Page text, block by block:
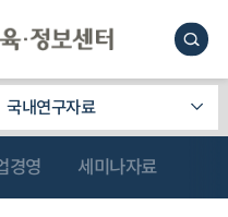
국내연구자료
경영 세미나자료